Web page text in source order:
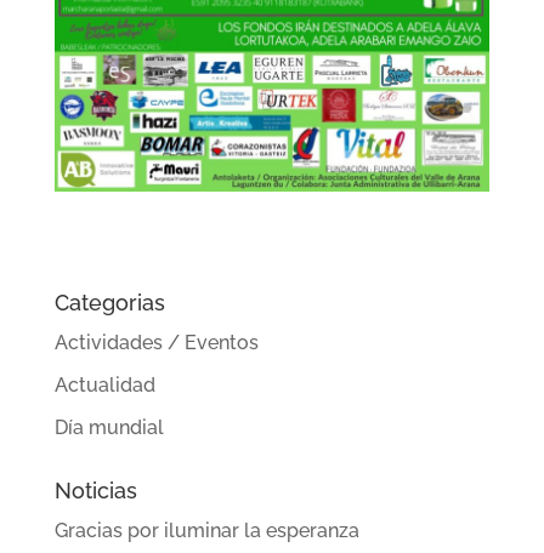
Categorias
Actividades / Eventos
Actualidad
Día mundial
Noticias
Gracias por iluminar la esperanza